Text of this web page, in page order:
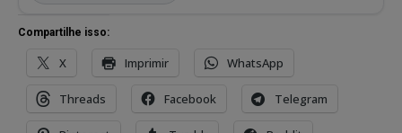
Compartilhe isso:
X Imprimir WhatsApp
Threads Facebook Telegram